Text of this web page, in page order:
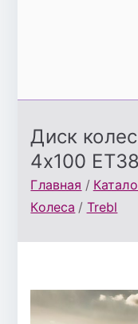
Диск
4х100
Главная
Колеса
Trebl